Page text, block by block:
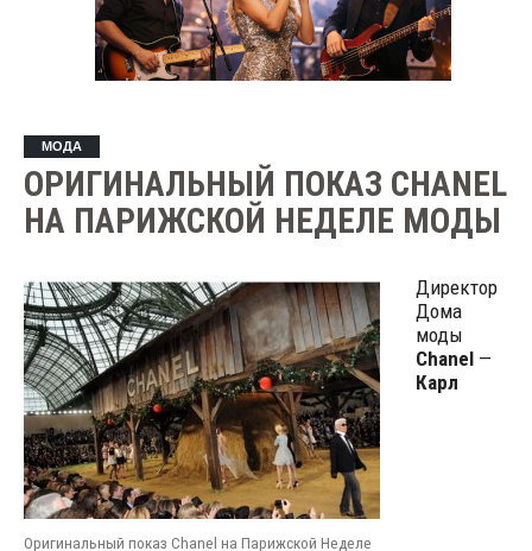
МОДА
ОРИГИНАЛЬНЫЙ ПОКАЗ CHANEL
НА ПАРИЖСКОЙ НЕДЕЛЕ МОДЫ
Оригинальный показ Chanel на Парижской Неделе
Директор
Дома
моды
Chanel—
Карл